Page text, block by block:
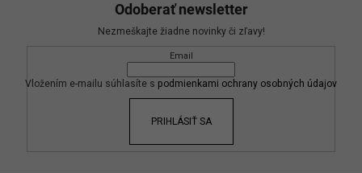
Odoberať newsletter
Nezmeškajte žiadne novinky či zľavy!
Email
Vložením e-mailu súhlasíte s podmienkami ochrany osobných údajov
PRIHLÁSIŤ SA